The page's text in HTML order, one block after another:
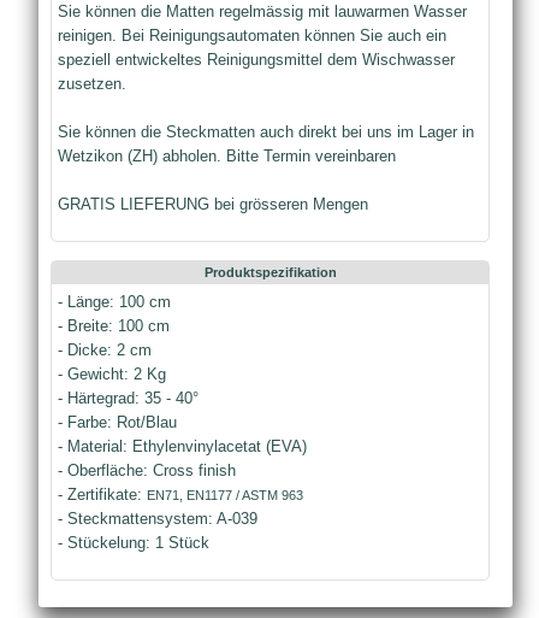
Sie können die Matten regelmässig mit lauwarmen Wasser
reinigen. Bei Reinigungsautomaten können Sie auch ein
speziell entwickeltes Reinigungsmittel dem Wischwasser
zusetzen.
Sie können die Steckmatten auch direkt bei uns im Lager in
Wetzikon (ZH) abholen. Bitte Termin vereinbaren
GRATIS LIEFERUNG bei grösseren Mengen
Produktspezifikation
- Länge: 100 cm
- Breite: 100 cm
- Dicke: 2 cm
- Gewicht: 2 Kg
- Härtegrad: 35 - 40°
- Farbe: Rot/Blau
- Material: Ethylenvinylacetat (EVA)
- Oberfläche: Cross finish
- Zertifikate: EN71, EN1177 / ASTM 963
- Steckmattensystem: A-039
- Stückelung: 1 Stück